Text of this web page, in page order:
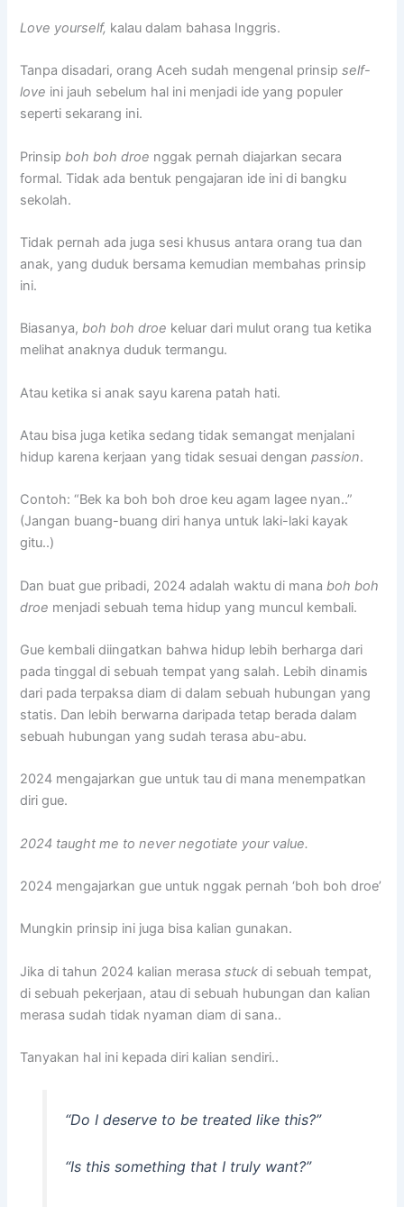
Love yourself, kalau dalam bahasa Inggris.
Tanpa disadari, orang Aceh sudah mengenal prinsipself-
love ini jauh sebelum hal ini menjadi ide yang populer
seperti sekarang ini.
Prinsip boh boh droe nggak pernah diajarkan secara
formal. Tidak ada bentuk pengajaran ide ini di bangku
sekolah.
Tidak pernah ada juga sesi khusus antara orang tua dan
anak, yang duduk bersama kemudian membahas prinsip
ini.
Biasanya,boh boh droe keluar dari mulut orang tua ketika
melihat anaknya duduk termangu.
Atau ketika si anak sayu karena patah hati.
Atau bisa juga ketika sedang tidak semangat menjalani
hidup karena kerjaan yang tidak sesuai denganpassion.
Contoh: “Bek ka boh boh droe keu agam lagee nyan..”
(Jangan buang-buang diri hanya untuk laki-laki kayak
gitu..)
Dan buat gue pribadi, 2024 adalah waktu di manaboh boh
droe menjadi sebuah tema hidup yang muncul kembali.
Gue kembali diingatkan bahwa hidup lebih berharga dari
pada tinggal di sebuah tempat yang salah. Lebih dinamis
dari pada terpaksa diam di dalam sebuah hubungan yang
statis. Dan lebih berwarna daripada tetap berada dalam
sebuah hubungan yang sudah terasa abu-abu.
2024 mengajarkan gue untuk tau di mana menempatkan
diri gue.
2024 taught me to never negotiate your value.
2024 mengajarkan gue untuk nggak pernah ‘boh boh droe’
Mungkin prinsip ini juga bisa kalian gunakan.
Jika di tahun 2024 kalian merasastuck di sebuah tempat,
di sebuah pekerjaan, atau di sebuah hubungan dan kalian
merasa sudah tidak nyaman diam di sana..
Tanyakan hal ini kepada diri kalian sendiri..
“Do I deserve to be treated like this?”
“Is this something that I truly want?”